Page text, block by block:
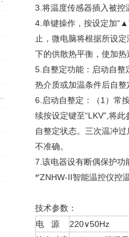
3.将温度传感器插入被控
4.单键操作，按设定加
止，微电脑将根据所设
下的供散热平衡，使加
5.自整定功能：启动自整
热介质或加温条件后自
6.启动自整定：（1）常
续按设定键至“LKV”,将
自整定状态。三次温冲
不准确。
7.该电器设有断偶保护功
*'ZNHW-II智能温控仪控
技术参数：
电 源
220∨50Hz